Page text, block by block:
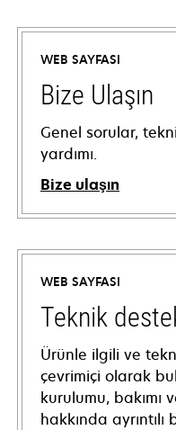
WEB SAYFASI
Bize Ulaşın
Genel sorular,
yardımı.
Bize ulaşın
WEB SAYFASI
Teknik
Ürünle ilgili ve
çevrimiçi olarak
kurulumu, bakımı
hakkında